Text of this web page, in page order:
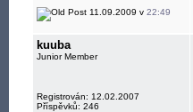
11.09.2009 v 22:49
kuuba
Junior Member
Registrován: 12.02.2007
Příspěvků: 246